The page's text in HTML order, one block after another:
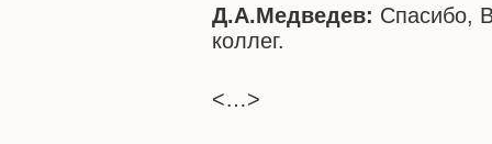
Д.А.Медведев: Спасибо,
коллег.
<…>